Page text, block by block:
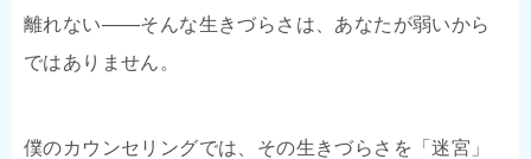
離れない――そんな生きづらさは、あなたが弱いから
ではありません。
僕のカウンセリングでは、その生きづらさを「迷宮」